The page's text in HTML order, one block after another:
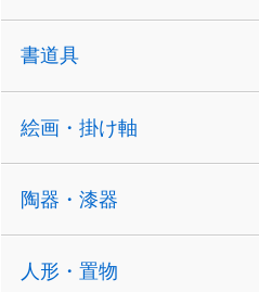
書道具
絵画・掛け軸
陶器・漆器
人形・置物